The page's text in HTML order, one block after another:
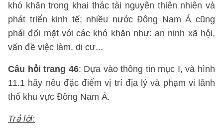
khó khăn trong khai thác tài nguyên thiên nhiên và
phát triển kinh tế; nhiều nước Đông Nam Á cũng
phải đối mặt với các khó khăn như: an ninh xã hội,
vấn đề việc làm, di cư...
Câu hỏi trang 46: Dựa vào thông tin mục I, và hình
11.1 hãy nêu đặc điểm vị trí địa lý và phạm vi lãnh
thổ khu vực Đông Nam Á.
Trả lời: